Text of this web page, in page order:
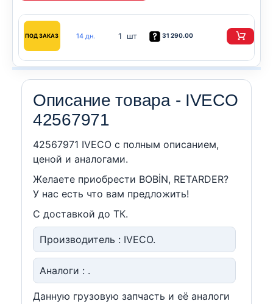
ПОД ЗАКАЗ 14 дн. 1 шт 31 290.00
Описание товара - IVECO
42567971
42567971 IVECO c полным описанием,
ценой и аналогами.
Желаете приобрести BOBİN, RETARDER?
У нас есть что вам предложить!
С доставкой до ТК.
Производитель : IVECO.
Аналоги : .
Данную грузовую запчасть и её аналоги